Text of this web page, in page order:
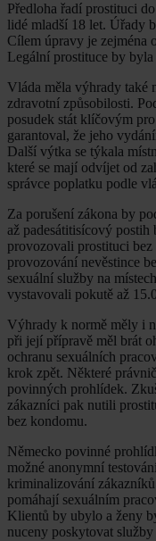
Předloha řadí prostituci
lidé mladší 18 let. Úřady
Cílem úpravy je zejména
Legální prostituce by
Vláda měla výhrady také
zdravotní způsobilosti.
posudek stát klíčovým
garantoval, že jeho
Další výtka se týkala
které se mají odvíjet od
správce poplatku podle
Za porušení zákona by
až padesátitisícový
provozovali prostituci
provozování nevěstince
sexuální služby na
vystavovali pokutě až
Výhrady k normě měly i
při její přípravě měl brát
ochranu sexuálních
krok zpět. Některé
povinných prohlídek.
zákazníci pak nutili
bez kondomu.
Německo povinné
možné anonymní
kriminalizování
pomáhají sexuálním
Klientů by ubylo a ženy
nuceny poskytovat služby